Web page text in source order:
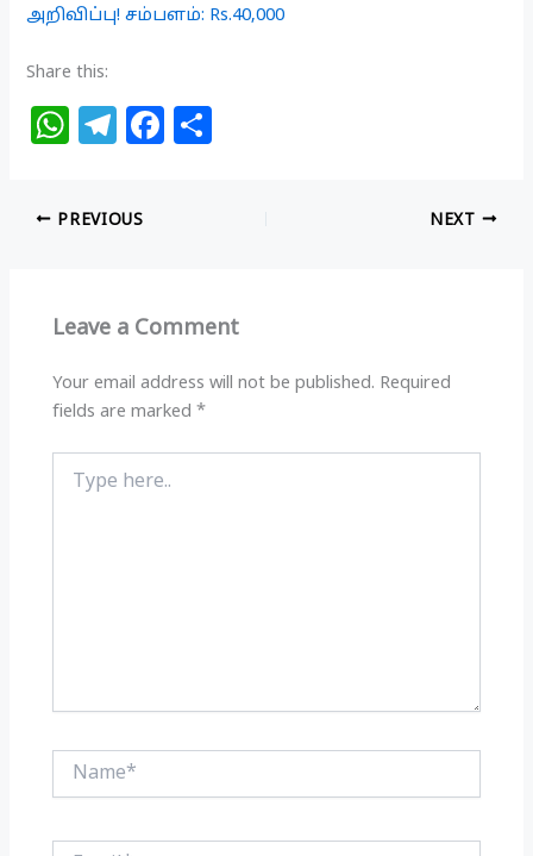
அறிவிப்பு! சம்பளம்: Rs.40,000
Share this:
W
at
s
p
T
e
g
m
F
o
k
PREVIOUS NEXT
Leave a Comment
Your email address will not be published. Required
fields are marked*
here..
Name*
Email*